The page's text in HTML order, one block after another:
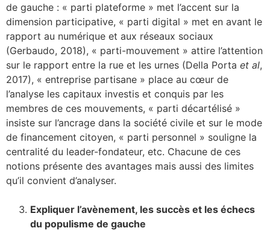
de gauche : « parti plateforme » met l’accent sur la
dimension participative, « parti digital » met en avant le
rapport au numérique et aux réseaux sociaux
(Gerbaudo, 2018), « parti-mouvement » attire l’attention
sur le rapport entre la rue et les urnes (Della Porta et al,
2017), « entreprise partisane » place au cœur de
l’analyse les capitaux investis et conquis par les
membres de ces mouvements, « parti décartélisé »
insiste sur l’ancrage dans la société civile et sur le mode
de financement citoyen, « parti personnel » souligne la
centralité du leader-fondateur, etc. Chacune de ces
notions présente des avantages mais aussi des limites
qu’il convient d’analyser.
Expliquer l’avènement, les succès et les échecs
du populisme de gauche